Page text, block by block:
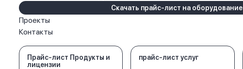
Скачать прайс-лист на оборудование
Проекты
Контакты
Прайс-лист Продукты и
лицензии
прайс-лист услуг